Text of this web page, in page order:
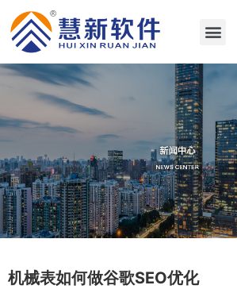
机械表如何做谷歌SEO优化